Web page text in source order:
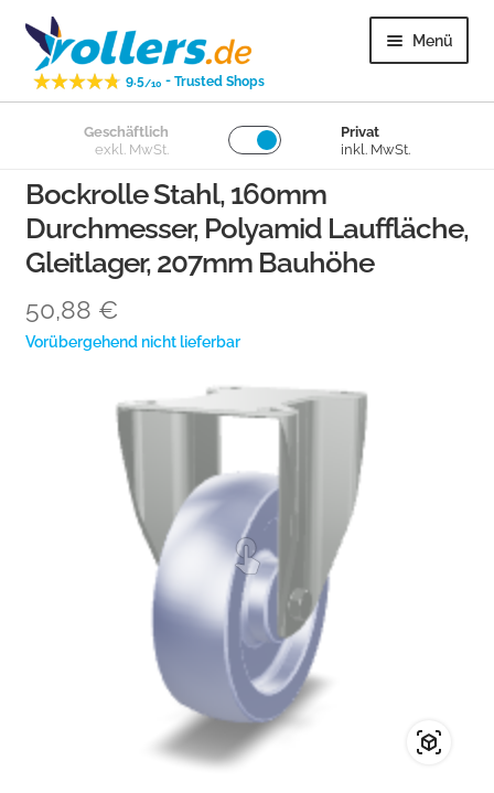
Zur
Navigation
springen
Zum
Inhalt
springen
9.5/10 - Trusted Shops
Menü
Lenkrollen
Bockrollen
öffnen
Lose Räder
Überige
Kundenservice
Geschäftlich
exkl. MwSt.
Privat
inkl. MwSt.
Bockrolle Stahl, 160mm
Durchmesser, Polyamid Lauffläche,
Gleitlager, 207mm Bauhöhe
50,88 €
Vorübergehend nicht lieferbar